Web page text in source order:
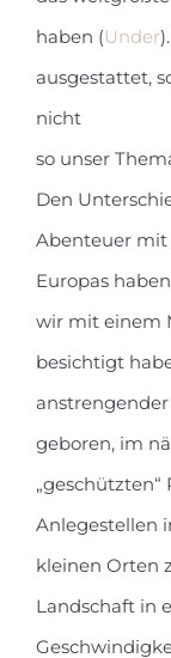
haben (Under
ausgestattet,
nicht
so unser
Den
Abenteuer mit
Europas
wir mit einem
besichtigt
geboren, im
Anlegestellen
kleinen Orten
Landschaft in